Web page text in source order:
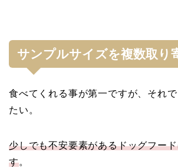
サンプルサイズを複数取り
食べてくれる事が第一ですが、それ
たい。
少しでも不安要素があるドッグフー
す。